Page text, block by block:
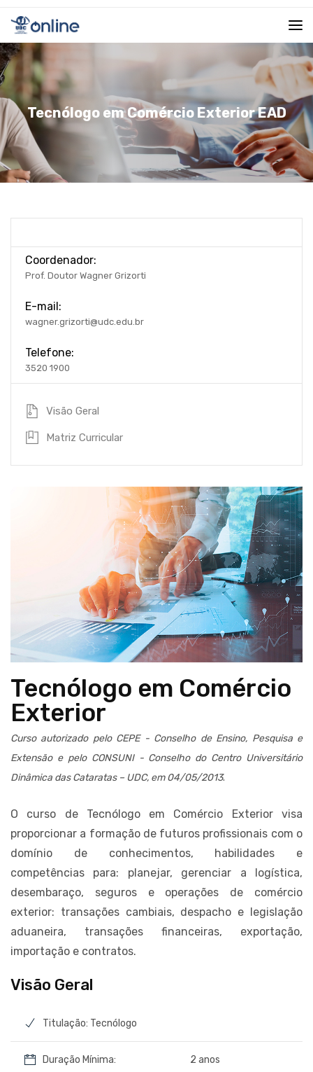
Tecnólogo em Comércio Exterior EAD
Coordenador:
Prof. Doutor Wagner Grizorti
E-mail:
wagner.grizorti@udc.edu.br
Telefone:
3520 1900
Visão Geral
Matriz Curricular
Tecnólogo em Comércio
Exterior
Curso autorizado pelo CEPE - Conselho de Ensino, Pesquisa e
Extensão e pelo CONSUNI - Conselho do Centro Universitário
Dinâmica das Cataratas – UDC, em 04/05/2013.
O curso de Tecnólogo em Comércio Exterior visa
proporcionar a formação de futuros profissionais com o
domínio de conhecimentos, habilidades e
competências para: planejar, gerenciar a logística,
desembaraço, seguros e operações de comércio
exterior: transações cambiais, despacho e legislação
aduaneira, transações financeiras, exportação,
importação e contratos.
Visão Geral
Titulação: Tecnólogo
Duração Mínima: 2 anos